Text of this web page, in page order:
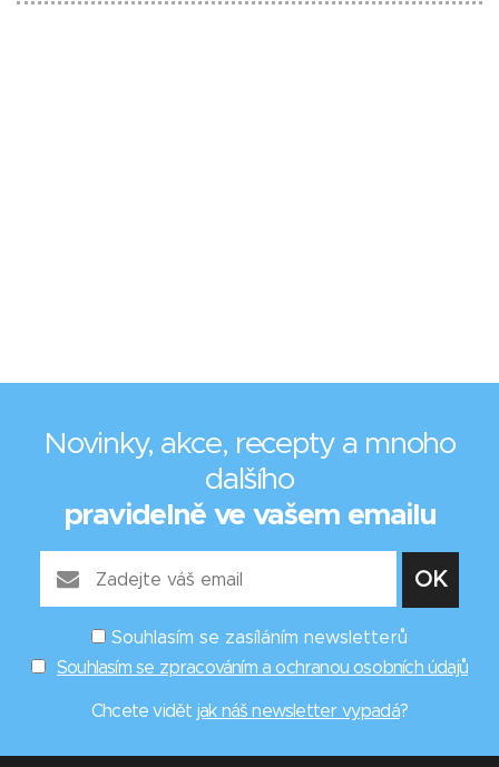
Novinky, akce, recepty a mnoho
dalšího
pravidelně ve vašem emailu
Souhlasím se zasíláním newsletterů
Souhlasím se zpracováním a ochranou osobních údajů
Chcete vidět jak náš newsletter vypadá?